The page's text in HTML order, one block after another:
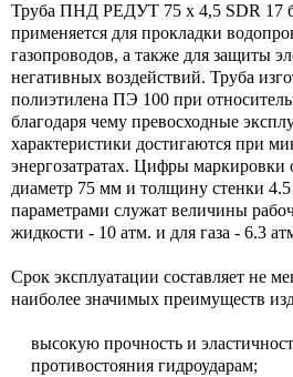
Труба ПНД РЕДУТ 75 х 4,5 SDR 17
применяется для прокладки
газопроводов, а также для защиты
негативных воздействий. Труба
полиэтилена ПЭ 100 при
благодаря чему превосходные
характеристики достигаются при
энергозатратах. Цифры
диаметр 75 мм и толщину стенки
параметрами служат величины
жидкости - 10 атм. и для газа - 6.3
Срок эксплуатации составляет не
наиболее значимых преимуществ
высокую прочность и
противостояния гидроударам;